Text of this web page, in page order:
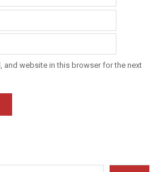
and website in this browser for the next